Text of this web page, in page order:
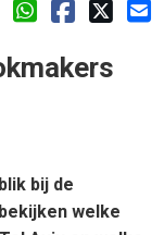
bij de
welke